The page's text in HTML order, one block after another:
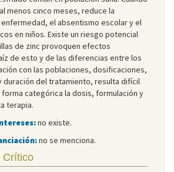
menos cinco meses, reduce la
el absentismo escolar y el
en niños. Existe un riesgo potencial
de zinc provoquen efectos
de esto y de las diferencias entre los
con las poblaciones, dosificaciones,
duración del tratamiento, resulta difícil
categórica la dosis, formulación y
terapia.
no existe.
no se menciona.
Crítico